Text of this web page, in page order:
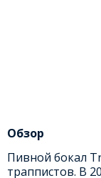
Обзор
Пивной бокал
траппистов. В